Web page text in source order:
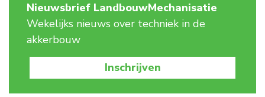
Nieuwsbrief LandbouwMechanisatie
Wekelijks nieuws over techniek in de
akkerbouw
Inschrijven